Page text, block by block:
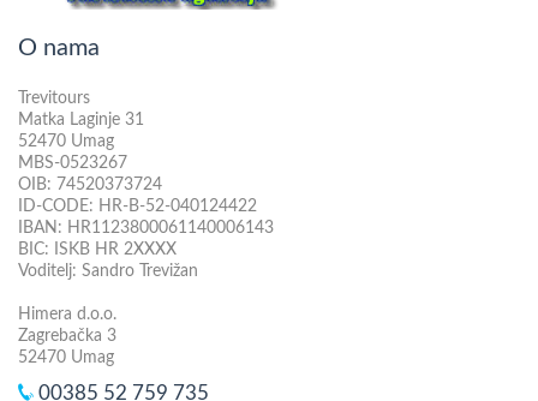
O nama
Trevitours
Matka Laginje 31
52470 Umag
MBS-0523267
OIB: 74520373724
ID-CODE: HR-B-52-040124422
IBAN: HR1123800061140006143
BIC: ISKB HR 2XXXX
Voditelj: Sandro Trevižan
Himera d.o.o.
Zagrebačka 3
52470 Umag
00385 52 759 735